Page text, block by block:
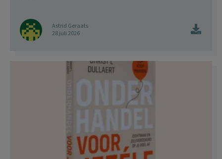
Astrid Geraats
28 juli 2026